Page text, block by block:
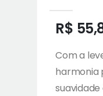
R$
Com a
harmonia